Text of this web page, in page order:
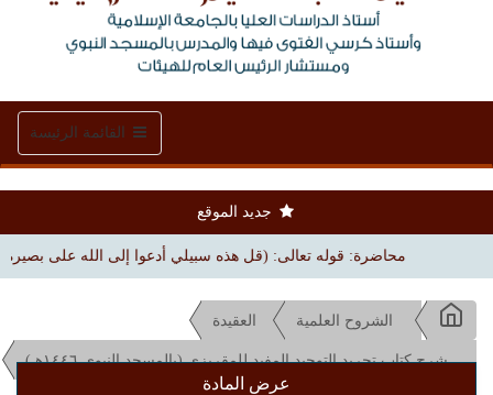
Toggle
navigation
القائمة الرئيسة
جديد الموقع
محاضرة: قوله تعالى: (قل هذه سبيلي أدعوا إلى الله على بصيرة) | بجامع
الشروح العلمية العقيدة
شرح كتاب تجريد التوحيد المفيد للمقريزي (بالمسجد النبوي ١٤٤٦هـ)
عرض المادة